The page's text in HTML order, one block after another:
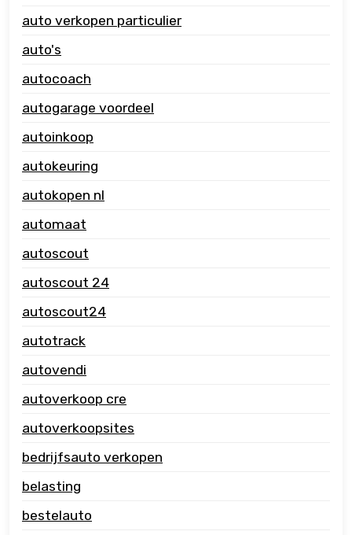
auto verkopen particulier
auto's
autocoach
autogarage voordeel
autoinkoop
autokeuring
autokopen nl
automaat
autoscout
autoscout 24
autoscout24
autotrack
autovendi
autoverkoop cre
autoverkoopsites
bedrijfsauto verkopen
belasting
bestelauto